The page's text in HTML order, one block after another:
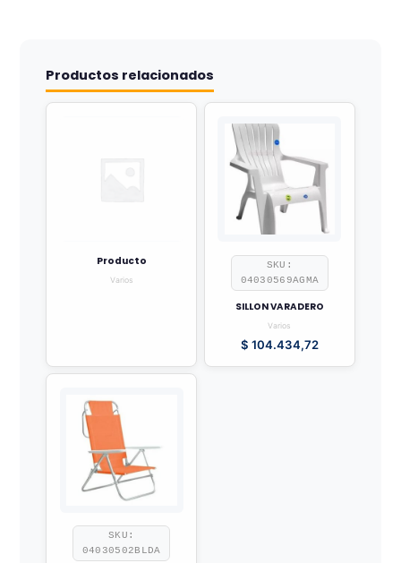
Productos relacionados
Producto
Varios
SKU:
04030569AGMA
SILLON VARADERO
Varios
$ 104.434,72
SKU:
04030502BLDA